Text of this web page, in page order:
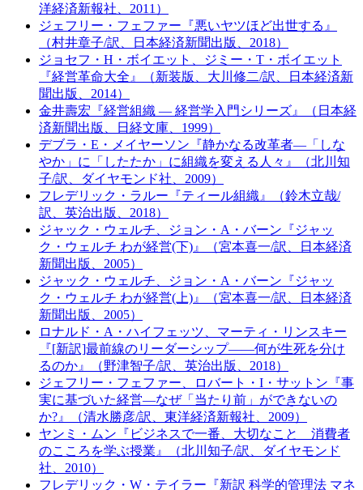
洋経済新報社、2011）
ジェフリー・フェファー『悪いヤツほど出世する』
（村井章子/訳、日本経済新聞出版、2018）
ジョセフ・H・ボイエット、ジミー・T・ボイエット
『経営革命大全』（新装版、大川修二/訳、日本経済新
聞出版、2014）
金井壽宏『経営組織 ― 経営学入門シリーズ』（日本経
済新聞出版、日経文庫、1999）
デブラ・E・メイヤーソン『静かなる改革者―「しな
やか」に「したたか」に組織を変える人々』（北川知
子/訳、ダイヤモンド社、2009）
フレデリック・ラルー『ティール組織』（鈴木立哉/
訳、英治出版、2018）
ジャック・ウェルチ、ジョン・A・バーン『ジャッ
ク・ウェルチ わが経営(下)』（宮本喜一/訳、日本経済
新聞出版、2005）
ジャック・ウェルチ、ジョン・A・バーン『ジャッ
ク・ウェルチ わが経営(上)』（宮本喜一/訳、日本経済
新聞出版、2005）
ロナルド・A・ハイフェッツ、マーティ・リンスキー
『[新訳]最前線のリーダーシップ――何が生死を分け
るのか』（野津智子/訳、英治出版、2018）
ジェフリー・フェファー、ロバート・I・サットン『事
実に基づいた経営―なぜ「当たり前」ができないの
か?』（清水勝彦/訳、東洋経済新報社、2009）
ヤンミ・ムン『ビジネスで一番、大切なこと 消費者
のこころを学ぶ授業』（北川知子/訳、ダイヤモンド
社、2010）
フレデリック・W・テイラー『新訳 科学的管理法 マネ